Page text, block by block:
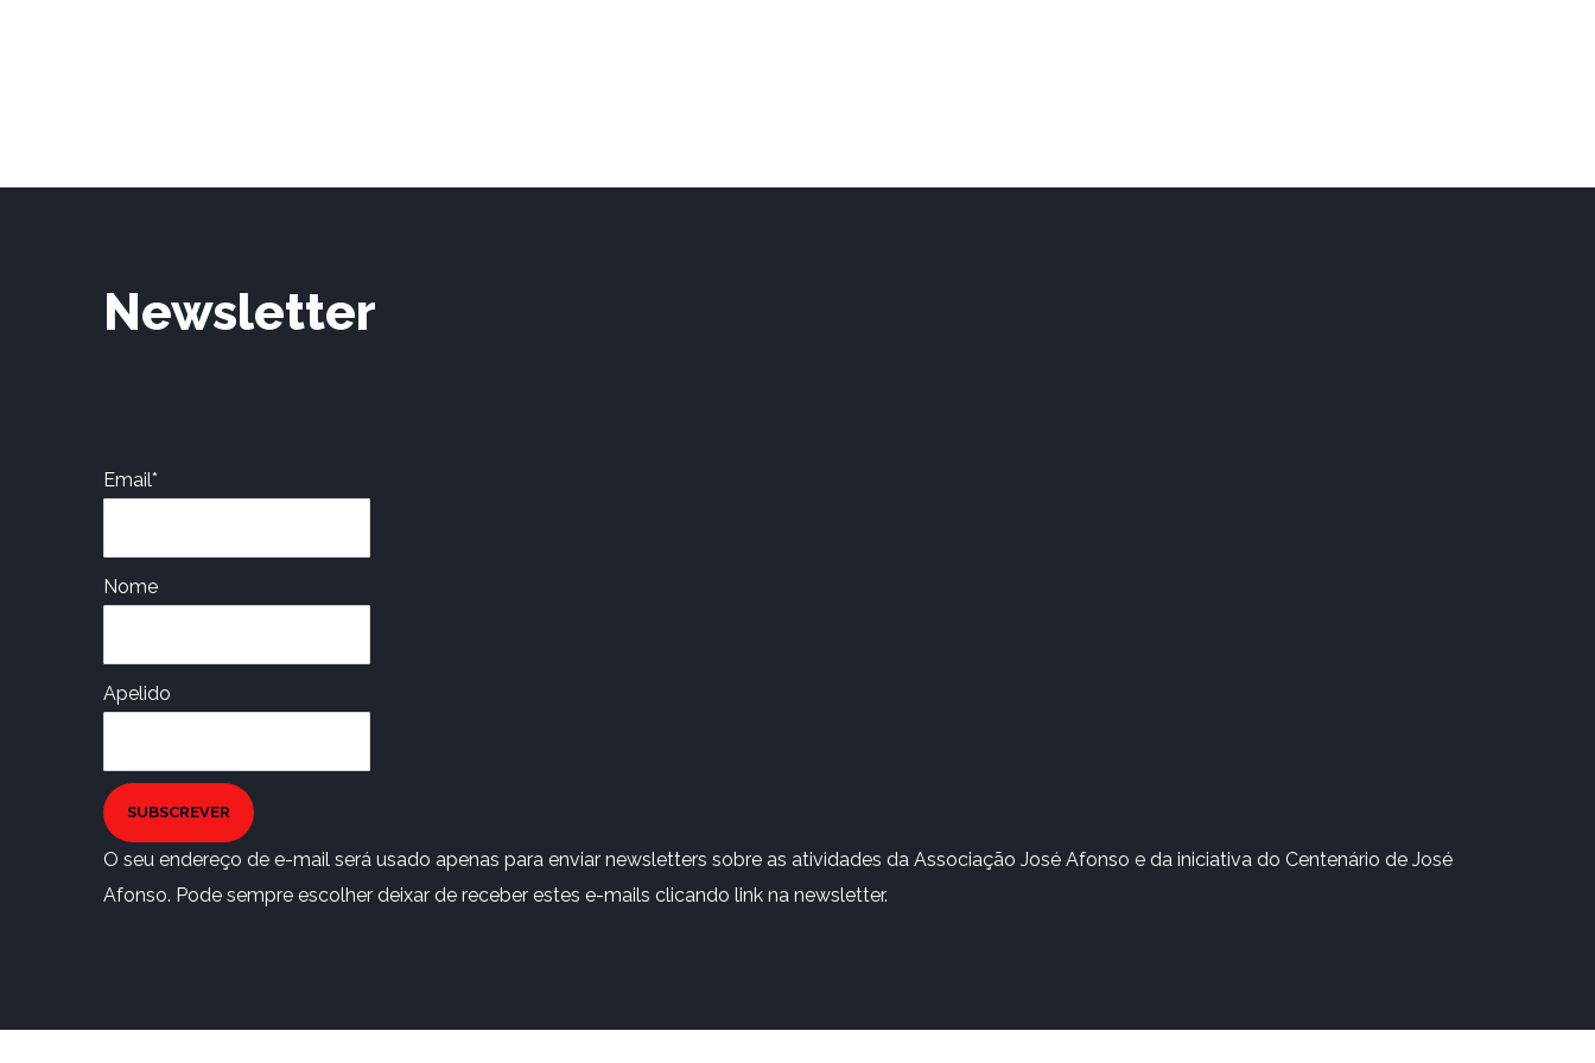
Newsletter
Email*
Nome
Apelido
SUBSCREVER
O seu endereço de e-mail será usado apenas para enviar newsletters sobre as atividades da Associação José Afonso e da iniciativa do Centenário de José
Afonso. Pode sempre escolher deixar de receber estes e-mails clicando link na newsletter.